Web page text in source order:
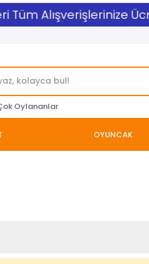
Tüm Alışverişlerinize
Oylananlar
OYUNCAK